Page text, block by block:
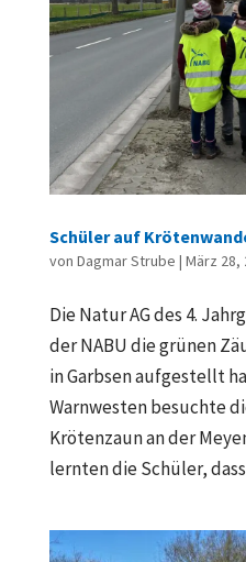
Schüler auf
von Dagmar Strube | März 28,
Die Natur AG des 4.
der NABU die grünen
in Garbsen aufgestellt
Warnwesten besuchte
Krötenzaun an der
lernten die Schüler,